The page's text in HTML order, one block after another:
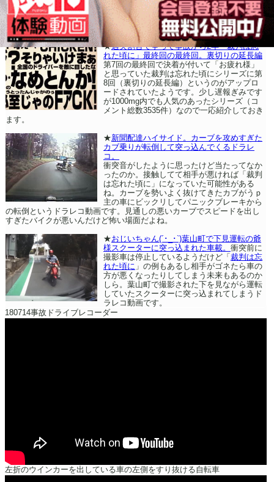
★過失割合で争って事故から2年「裁判は忘
れた頃に」最終回の最終回。裏切りの延長編
第7回の最終回で決着が付いて「お疲れ様」
と思っていた裁判は忘れた頃にシリーズに第
8回（裏切りの延長編）というのがアップロ
ードされていたようです。少し遅報ぎみです
が1000mg内でも人気のあったシリーズ（コ
メント総数3535件）なので一応紹介しておき
ます。
★新聞配達ハイサイド。カーブを攻めすぎた
カブ乗りが転倒して突っ込んでくるドラレ
コ。
衝突音がしたように思ったけど当たってなか
ったのか。接触してて相手が悪ければ「裁判
は忘れた頃に」になっていた可能性がある
ね。カーブを勢いよく抜けてきたカブがうｐ
主の車にビックリしてパニックブレーキから
の転倒というドラレコ動画です。見通しの悪いカーブでスピードを出し
すぎたバイクが悪いんだけど怖い場面だよね。
★おじいちゃん(´･_･`)葉山町で下見運転の爺
様スクーターに突っ込まれた車載。 衝突前に
撮影車は停止しているようだけど「 裁判は忘
れた頃に 」の例もあるし相手がゴネたら車の
方が悪くなったりしてしまう未来もあるのか
しら。葉山町で撮影された下を見ながら運転
していたスクーターに突っ込まれてしまうド
ラレコ動画です。
180714事故ドライブレコーダー
左折のウインカーを出している車の左側をすり抜ける自転車